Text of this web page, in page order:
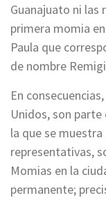
Guanajuato ni las
primera momia
Paula que
de nombre
En
Unidos, son
la que se
representativas,
Momias en la
permanente;